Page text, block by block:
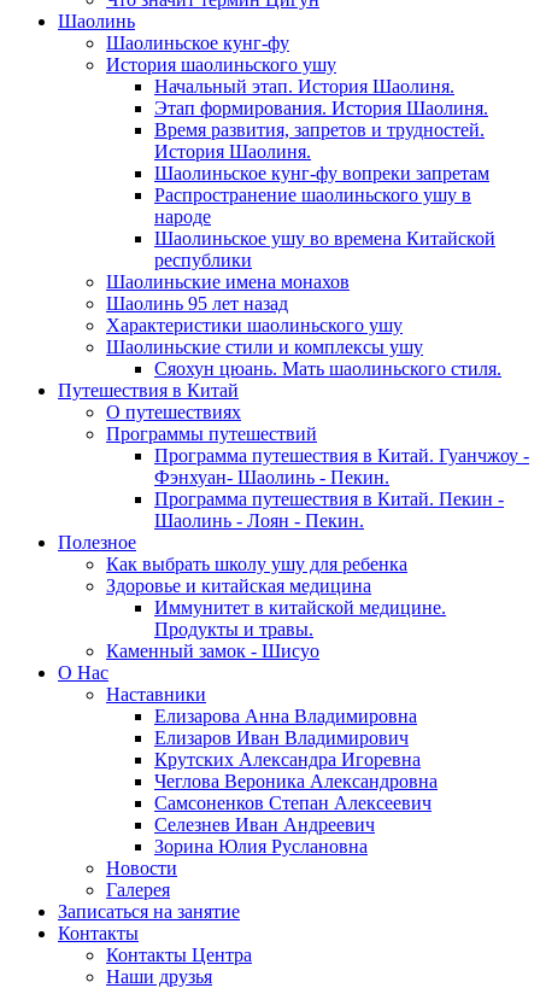
Шаолинь
Шаолиньское кунг-фу
История шаолиньского ушу
Начальный этап. История Шаолиня.
Этап формирования. История Шаолиня.
Время развития, запретов и трудностей.
История Шаолиня.
Шаолиньское кунг-фу вопреки запретам
Распространение шаолиньского ушу в
народе
Шаолиньское ушу во времена Китайской
республики
Шаолиньские имена монахов
Шаолинь 95 лет назад
Характеристики шаолиньского ушу
Шаолиньские стили и комплексы ушу
Сяохун цюань. Мать шаолиньского стиля.
Путешествия в Китай
О путешествиях
Программы путешествий
Программа путешествия в Китай. Гуанчжоу -
Фэнхуан- Шаолинь - Пекин.
Программа путешествия в Китай. Пекин -
Шаолинь - Лоян - Пекин.
Полезное
Как выбрать школу ушу для ребенка
Здоровье и китайская медицина
Иммунитет в китайской медицине.
Продукты и травы.
Каменный замок - Шисуо
O Нас
Наставники
Елизарова Анна Владимировна
Елизаров Иван Владимирович
Крутских Александра Игоревна
Чеглова Вероника Александровна
Самсоненков Степан Алексеевич
Селезнев Иван Андреевич
Зорина Юлия Руслановна
Новости
Галерея
Записаться на занятие
Контакты
Контакты Центра
Наши друзья